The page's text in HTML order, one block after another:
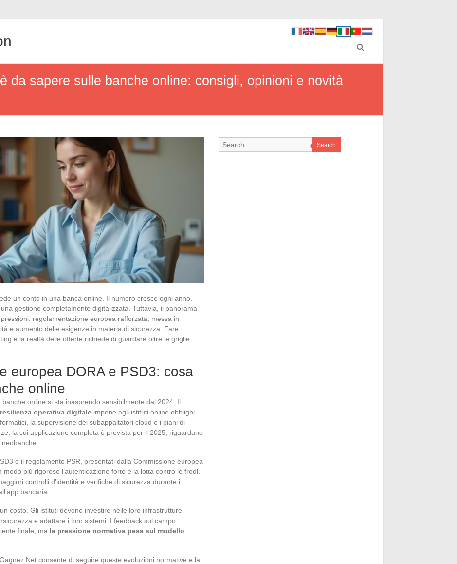
da sapere sulle banche online: consigli, opinioni e novità
un conto in una banca online. Il numero cresce ogni anno,
gestione completamente digitalizzata. Tuttavia, il panorama
regolamentazione europea rafforzata, messa in
e aumento delle esigenze in materia di sicurezza. Fare
e la realtà delle offerte richiede di guardare oltre le griglie
europea DORA e PSD3: cosa
online
online si sta inasprendo sensibilmente dal 2024. Il
operativa digitale impone agli istituti online obblighi
la supervisione dei subappaltatori cloud e i piani di
la cui applicazione completa è prevista per il 2025, riguardano
e il regolamento PSR, presentati dalla Commissione europea
più rigoroso l’autenticazione forte e la lotta contro le frodi.
controlli d’identità e verifiche di sicurezza durante i
bancaria.
costo. Gli istituti devono investire nelle loro infrastrutture,
e adattare i loro sistemi. I feedback sul campo
finale, ma la pressione normativa pesa sul modello
Net consente di seguire queste evoluzioni normative e la
Search